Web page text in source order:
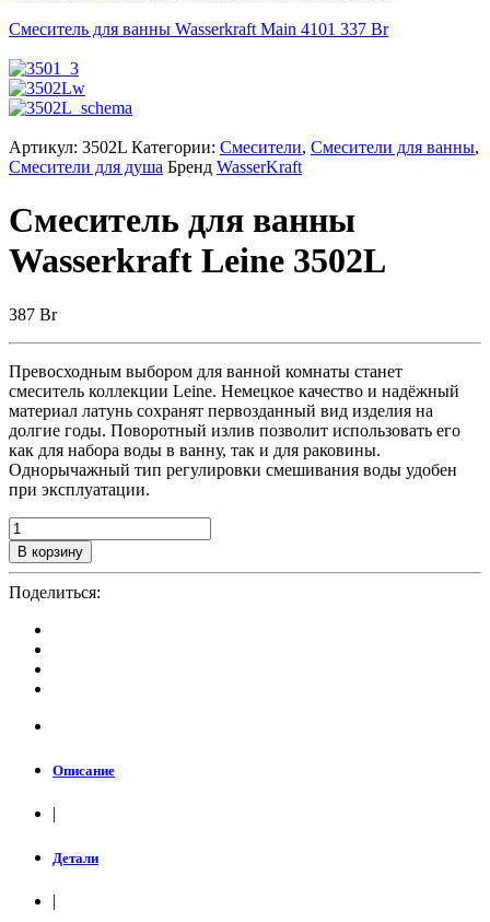
Смеситель для ванны Wasserkraft Main 4101 337 Br
Артикул: 3502L Категории: Смесители, Смесители для ванны,
Смесители для душа Бренд WasserKraft
Смеситель для ванны
Wasserkraft Leine 3502L
387 Br
Превосходным выбором для ванной комнаты станет
смеситель коллекции Leine. Немецкое качество и надёжный
материал латунь сохранят первозданный вид изделия на
долгие годы. Поворотный излив позволит использовать его
как для набора воды в ванну, так и для раковины.
Однорычажный тип регулировки смешивания воды удобен
при эксплуатации.
В корзину
Поделиться:
Описание
|
Детали
|